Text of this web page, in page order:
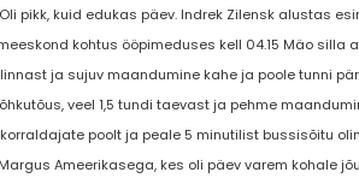
Oli pikk, kuid edukas päev. Indrek Zilensk alustas
kohtus ööpimeduses kell 04.15 Mäo silla
ja sujuv maandumine kahe ja poole tunni
õhkutõus, veel 1,5 tundi taevast ja pehme
korraldajate poolt ja peale 5 minutilist bussisõitu
Margus Ameerikasega, kes oli päev varem kohale